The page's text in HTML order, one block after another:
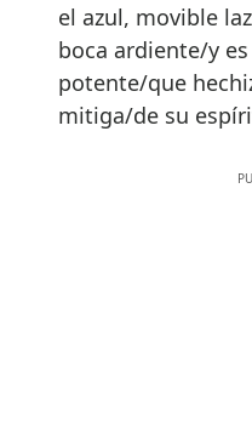
el azul, movible
boca ardiente/y
potente/que
mitiga/de su